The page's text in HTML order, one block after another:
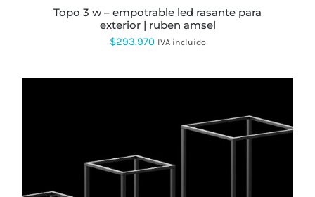
topo 3 w – empotrable led rasante para
exterior | ruben amsel
$293.970 IVA incluido